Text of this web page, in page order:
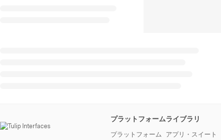
プラットフォーム
プラットフォーム
ライブラリ
アプリ・スイート